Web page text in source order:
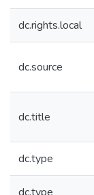
dc.rights.local
dc.source
dc.title
dc.type